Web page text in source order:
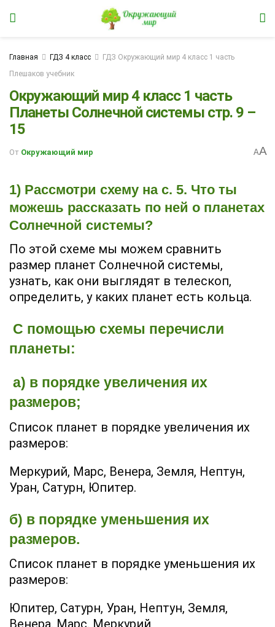
Главная ГДЗ 4 класс
ГДЗ Окружающий мир 4 класс 1 часть
Плешаков учебник
Окружающий мир 4 класс 1 часть
Планеты Солнечной системы стр. 9 –
15
От Окружающий мир AA
1) Рассмотри схему на с. 5. Что ты
можешь рассказать по ней о планетах
Солнечной системы?
По этой схеме мы можем сравнить
размер планет Солнечной системы,
узнать, как они выглядят в телескоп,
определить, у каких планет есть кольца.
С помощью схемы перечисли
планеты:
а) в порядке увеличения их
размеров;
Список планет в порядке увеличения их
размеров:
Меркурий, Марс, Венера, Земля, Нептун,
Уран, Сатурн, Юпитер.
б) в порядке уменьшения их
размеров.
Список планет в порядке уменьшения их
размеров:
Юпитер, Сатурн, Уран, Нептун, Земля,